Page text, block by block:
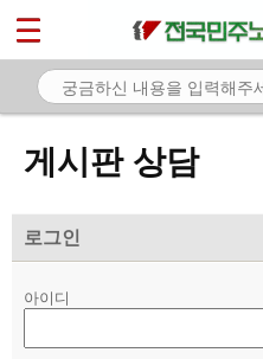
게시판 상담
로그인
아이디
마이페이지
소개
노동상담
- 게시판 상담
- 바로보기
- 찾아보기